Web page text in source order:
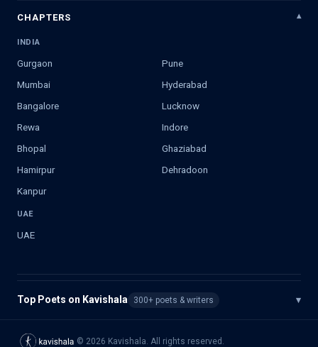
CHAPTERS
INDIA
Gurgaon
Pune
Mumbai
Hyderabad
Bangalore
Lucknow
Rewa
Indore
Bhopal
Ghaziabad
Hamirpur
Dehradoon
Kanpur
UAE
UAE
Top Poets on Kavishala 300+ poets & writers ▾
© 2026 Kavishala. All rights reserved.